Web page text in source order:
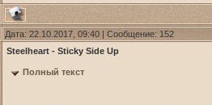
Дата: 22.10.2017, 09:40 | Сообщение: 152
Steelheart - Sticky Side Up
Полный текст